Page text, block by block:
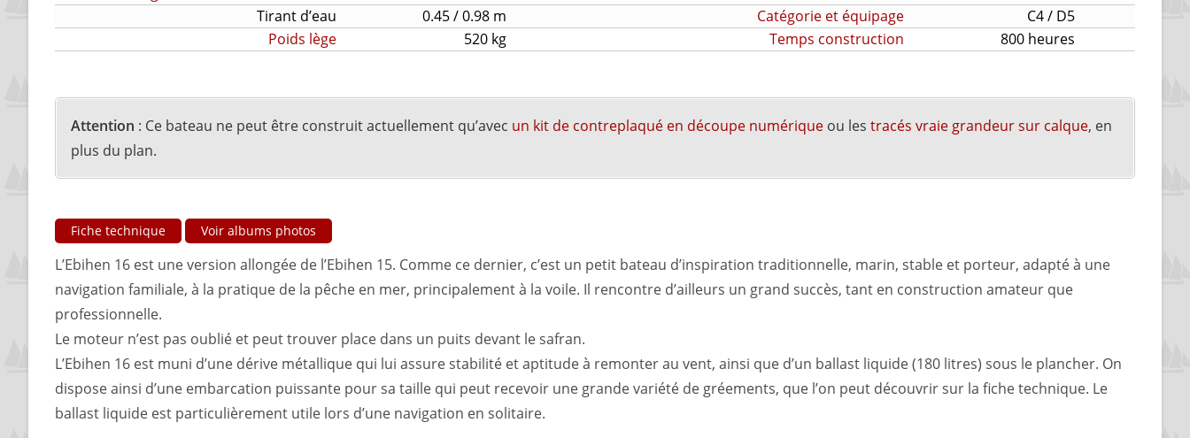
Tirant d’eau
0.45 / 0.98 m Catégorie et équipage
C4 / D5
Poids lège
520 kg Temps construction 800 heures
Attention : Ce bateau ne peut être construit actuellement qu’avec un kit de contreplaqué en découpe numérique ou les tracés vraie grandeur sur calque, en
plus du plan.
Fiche technique Voir albums photos
L’Ebihen 16 est une version allongée de l’Ebihen 15. Comme ce dernier, c’est un petit bateau d’inspiration traditionnelle, marin, stable et porteur, adapté à une
navigation familiale, à la pratique de la pêche en mer, principalement à la voile. Il rencontre d’ailleurs un grand succès, tant en construction amateur que
professionnelle.
Le moteur n’est pas oublié et peut trouver place dans un puits devant le safran.
L’Ebihen 16 est muni d’une dérive métallique qui lui assure stabilité et aptitude à remonter au vent, ainsi que d’un ballast liquide (180 litres) sous le plancher. On
dispose ainsi d’une embarcation puissante pour sa taille qui peut recevoir une grande variété de gréements, que l’on peut découvrir sur la fiche technique. Le
ballast liquide est particulièrement utile lors d’une navigation en solitaire.